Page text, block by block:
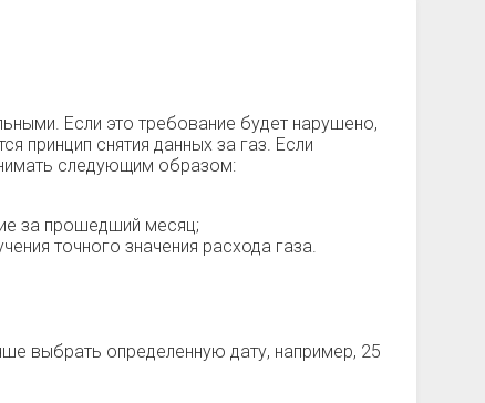
Если это требование будет нарушено,
принцип снятия данных за газ. Если
следующим образом:
за прошедший месяц;
точного значения расхода газа.
выбрать определенную дату, например, 25